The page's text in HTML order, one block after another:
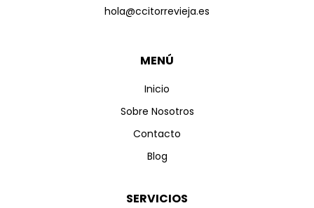
MENÚ
Inicio
Sobre Nosotros
Contacto
Blog
SERVICIOS
hola@ccitorrevieja.es